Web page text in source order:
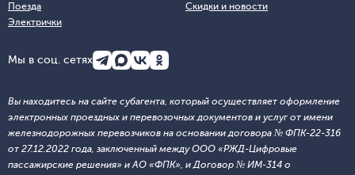
Поезда
Электрички
Скидки и новости
Мы в соц. сетях
Вы находитесь на сайте субагента, который осуществляет оформление
электронных проездных и перевозочных документов и услуг от имени
железнодорожных перевозчиков на основании договора № ФПК-22-316
от 27.12.2022 года, заключенный между ООО «РЖД-Цифровые
пассажирские решения» и АО «ФПК», и Договор № ИМ-314 о